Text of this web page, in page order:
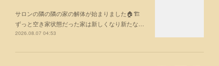
サロンの隣の隣の家の解体が始まりました🏠🏗
ずっと空き家状態だった家は新しくなり新たな…
2026.08.07 04:53